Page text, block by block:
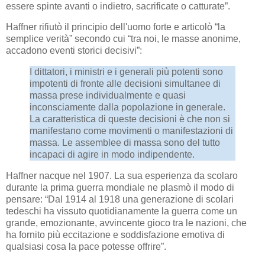
essere spinte avanti o indietro, sacrificate o catturate”.
Haffner rifiutò il principio dell'uomo forte e articolò “la
semplice verità” secondo cui “tra noi, le masse anonime,
accadono eventi storici decisivi”:
I dittatori, i ministri e i generali più potenti sono
impotenti di fronte alle decisioni simultanee di
massa prese individualmente e quasi
inconsciamente dalla popolazione in generale.
La caratteristica di queste decisioni è che non si
manifestano come movimenti o manifestazioni di
massa. Le assemblee di massa sono del tutto
incapaci di agire in modo indipendente.
Haffner nacque nel 1907. La sua esperienza da scolaro
durante la prima guerra mondiale ne plasmò il modo di
pensare: “Dal 1914 al 1918 una generazione di scolari
tedeschi ha vissuto quotidianamente la guerra come un
grande, emozionante, avvincente gioco tra le nazioni, che
ha fornito più eccitazione e soddisfazione emotiva di
qualsiasi cosa la pace potesse offrire”.